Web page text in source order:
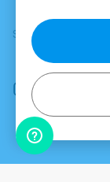
SÍGUENOS
Facebook
Instagram